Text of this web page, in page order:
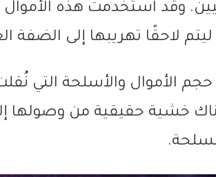
وقد استخدمت هذه
لاحقًا تهريبها إلى الضفة
الأموال والأسلحة التي
خشية حقيقية من وصولها